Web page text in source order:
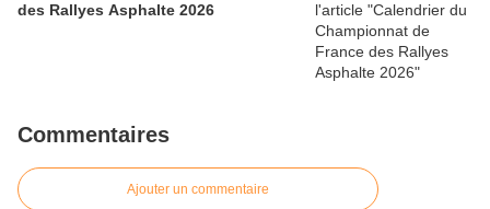
des Rallyes Asphalte 2026
Commentaires
Ajouter un commentaire